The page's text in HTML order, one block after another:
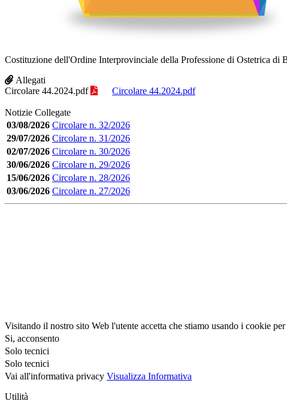
Costituzione dell'Ordine Interprovinciale della Professione di Ostetrica di
Allegati
Circolare 44.2024.pdf
Circolare 44.2024.pdf
Notizie Collegate
03/08/2026 Circolare n. 32/2026
29/07/2026 Circolare n. 31/2026
02/07/2026 Circolare n. 30/2026
30/06/2026 Circolare n. 29/2026
15/06/2026 Circolare n. 28/2026
03/06/2026 Circolare n. 27/2026
Visitando il nostro sito Web l'utente accetta che stiamo usando i cookie
Si, acconsento
Solo tecnici
Solo tecnici
Vai all'informativa privacy Visualizza Informativa
Utilità